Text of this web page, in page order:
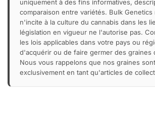
uniquement à des fins informatives,
comparaison entre variétés. Bulk
n'incite à la culture du cannabis dans les
législation en vigueur ne l'autorise pas.
les lois applicables dans votre pays ou
d'acquérir ou de faire germer des graines
Nous vous rappelons que nos graines
exclusivement en tant qu'articles de